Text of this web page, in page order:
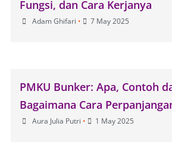
Fungsi, dan Cara Kerjanya
Adam Ghifari • 7 May 2025
PMKU Bunker: Apa, Contoh
Bagaimana Cara
Aura Julia Putri • 1 May 2025